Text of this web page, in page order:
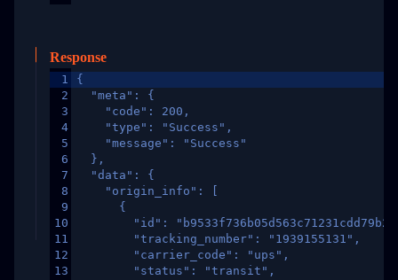
Response
1
2
3
4
5
6
7
8
9
10
11
12
13
{
  "meta": {
    "code": 200,
    "type": "Success",
    "message": "Success"
  },
  "data": {
    "origin_info": [
      {
"id":
        "tracking_number": "1939155131",
        "carrier_code": "ups",
        "status": "transit",